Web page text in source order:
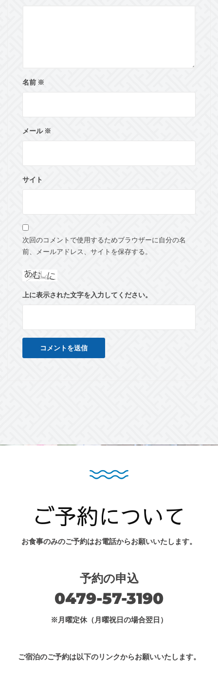
名前 ※
メール ※
サイト
次回のコメントで使用するためブラウザーに自分の名
前、メールアドレス、サイトを保存する。
上に表示された文字を入力してください。
ご予約について
お食事のみのご予約はお電話からお願いいたします。
予約の申込
0479-57-3190
※月曜定休（月曜祝日の場合翌日）
ご宿泊のご予約は以下のリンクからお願いいたします。